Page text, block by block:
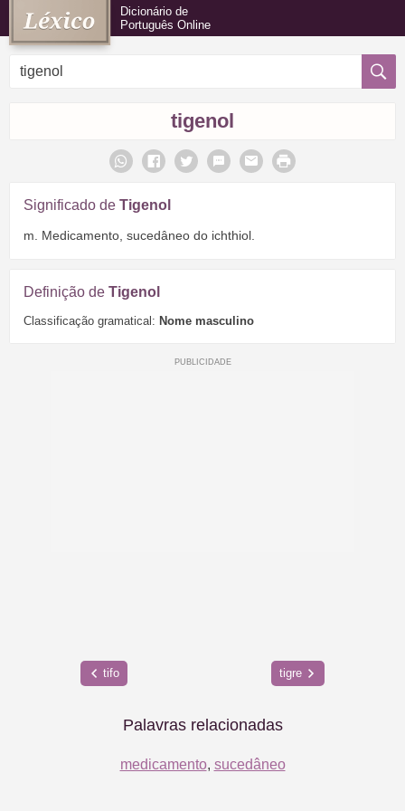
Dicionário de
Português Online
tigenol
Significado de Tigenol
m. Medicamento, sucedâneo do ichthiol.
Definição de Tigenol
Classificação gramatical: Nome masculino
tifo tigre
Palavras relacionadas
medicamento, sucedâneo